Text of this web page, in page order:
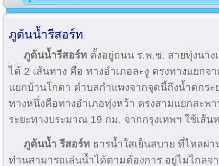
ภูต้นน้ำรีสอร์ท
ภูต้นน้ำรีสอร์ท ตั้งอยู่ถนน ร.พ.ช. สายทุ่งนาง
ได้ 2 เส้นทาง คือ ทางอำเภอละงู ตรงทางแยก
แยกบ้านโกตา ตำบลกำแพงจากจุดนี้ถึงน้ำตกร
ทางหนึ่งคือทางอำเภอทุ่งหว้า ตรงสามแยกสะพ
ระยะทางประมาณ 19 กม. จากกรุงเทพฯ ใช้เส้น
ภูต้นน้ำ รีสอร์ท ธารน้ำใสเย็นสบาย ที่ไหลผ่
ท่านสามารถเล่นน้ำได้ตามต้องการ อยู่ไม่ไกลจ